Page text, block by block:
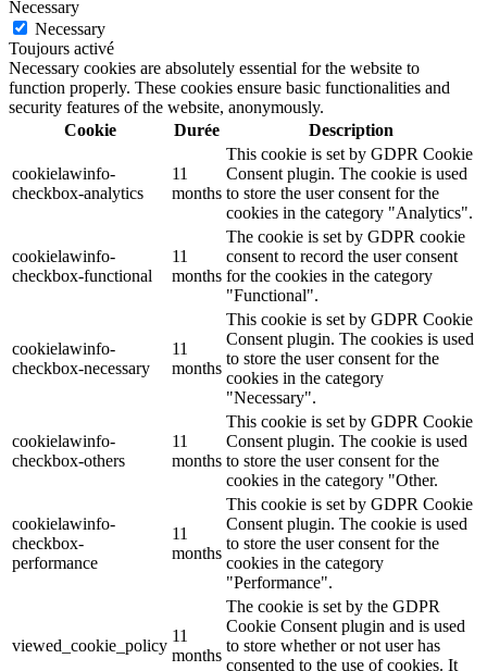
Necessary
Necessary
Toujours activé
Necessary cookies are absolutely essential for the website to
function properly. These cookies ensure basic functionalities and
security features of the website, anonymously.
Cookie
Durée Description
cookielawinfo-
checkbox-analytics
11
months
This cookie is set by GDPR Cookie
Consent plugin. The cookie is used
to store the user consent for the
cookies in the category "Analytics".
cookielawinfo-
checkbox-functional
11
months
The cookie is set by GDPR cookie
consent to record the user consent
for the cookies in the category
"Functional".
cookielawinfo-
checkbox-necessary
11
months
This cookie is set by GDPR Cookie
Consent plugin. The cookies is used
to store the user consent for the
cookies in the category
"Necessary".
cookielawinfo-
checkbox-others
11
months
This cookie is set by GDPR Cookie
Consent plugin. The cookie is used
to store the user consent for the
cookies in the category "Other.
cookielawinfo-
checkbox-
performance
11
months
This cookie is set by GDPR Cookie
Consent plugin. The cookie is used
to store the user consent for the
cookies in the category
"Performance".
viewed_cookie_policy
11
months
The cookie is set by the GDPR
Cookie Consent plugin and is used
to store whether or not user has
consented to the use of cookies. It